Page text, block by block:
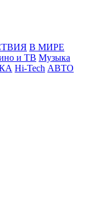
В МИРЕ
и ТВ Музыка
Hi-Tech АВТО